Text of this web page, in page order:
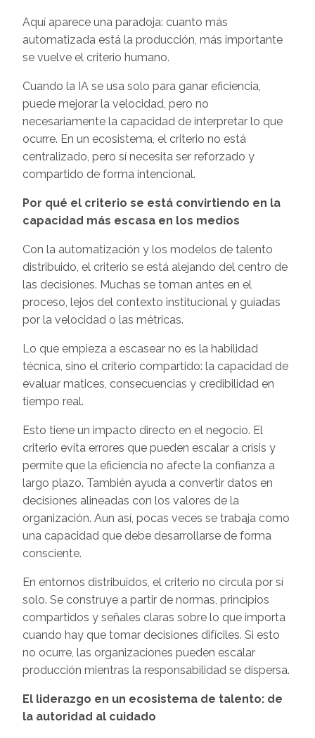
Aquí aparece una paradoja: cuanto más
automatizada está la producción, más importante
se vuelve el criterio humano.
Cuando la IA se usa solo para ganar eficiencia,
puede mejorar la velocidad, pero no
necesariamente la capacidad de interpretar lo que
ocurre. En un ecosistema, el criterio no está
centralizado, pero sí necesita ser reforzado y
compartido de forma intencional.
Por qué el criterio se está convirtiendo en la
capacidad más escasa en los medios
Con la automatización y los modelos de talento
distribuido, el criterio se está alejando del centro de
las decisiones. Muchas se toman antes en el
proceso, lejos del contexto institucional y guiadas
por la velocidad o las métricas.
Lo que empieza a escasear no es la habilidad
técnica, sino el criterio compartido: la capacidad de
evaluar matices, consecuencias y credibilidad en
tiempo real.
Esto tiene un impacto directo en el negocio. El
criterio evita errores que pueden escalar a crisis y
permite que la eficiencia no afecte la confianza a
largo plazo. También ayuda a convertir datos en
decisiones alineadas con los valores de la
organización. Aun así, pocas veces se trabaja como
una capacidad que debe desarrollarse de forma
consciente.
En entornos distribuidos, el criterio no circula por sí
solo. Se construye a partir de normas, principios
compartidos y señales claras sobre lo que importa
cuando hay que tomar decisiones difíciles. Si esto
no ocurre, las organizaciones pueden escalar
producción mientras la responsabilidad se dispersa.
El liderazgo en un ecosistema de talento: de
la autoridad al cuidado